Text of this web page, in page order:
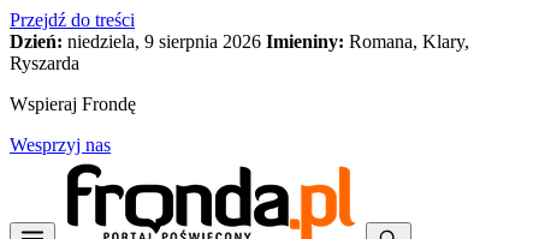
Przejdź do treści
Dzień: niedziela, 9 sierpnia 2026 Imieniny: Romana, Klary,
Ryszarda
Wspieraj Frondę
Wesprzyj nas